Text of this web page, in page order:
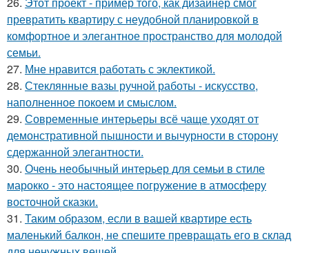
превратить квартиру с неудобной планировкой в
комфортное и элегантное пространство для молодой
семьи.
27. Мне нравится работать с эклектикой.
28. Стеклянные вазы ручной работы - искусство,
наполненное покоем и смыслом.
29. Современные интерьеры всё чаще уходят от
демонстративной пышности и вычурности в сторону
сдержанной элегантности.
30. Очень необычный интерьер для семьи в стиле
марокко - это настоящее погружение в атмосферу
восточной сказки.
31. Таким образом, если в вашей квартире есть
маленький балкон, не спешите превращать его в склад